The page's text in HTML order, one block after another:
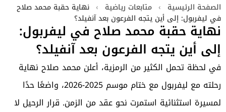
الصفحة الرئيسية › متابعات رياضية › نهاية حقبة محمد صلاح
في ليفربول: إلى أين يتجه الفرعون بعد آنفيلد؟
نهاية حقبة محمد صلاح في ليفربول:
إلى أين يتجه الفرعون بعد آنفيلد؟
في لحظة تحمل الكثير من الرمزية، أعلن محمد صلاح نهاية
رحلته مع ليفربول مع ختام موسم 2025-2026، واضعًا حدًا
لمسيرة استثنائية استمرت نحو عقد من الزمن. قرار الرحيل لا